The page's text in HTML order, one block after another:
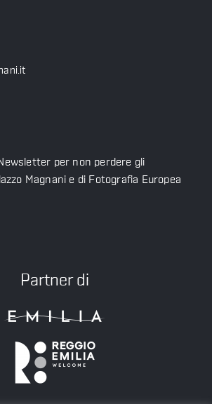
per non perdere gli
Magnani e di Fotografia Europea
Partner di